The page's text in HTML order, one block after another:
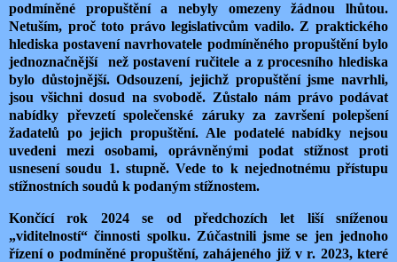
podmíněné propuštění a nebyly omezeny žádnou lhůtou.
Netuším, proč toto právo legislativcům vadilo. Z praktického
hlediska postavení navrhovatele podmíněného propuštění bylo
jednoznačnější
než postavení ručitele a z procesního hlediska
bylo důstojnější. Odsouzení, jejichž propuštění jsme navrhli,
jsou všichni dosud na svobodě. Zůstalo nám právo podávat
nabídky převzetí společenské záruky za završení polepšení
žadatelů po jejich propuštění. Ale podatelé nabídky nejsou
uvedeni mezi osobami, oprávněnými podat stížnost proti
usnesení soudu 1. stupně. Vede to k nejednotnému přístupu
stížnostních soudů k podaným stížnostem.
Končící rok 2024 se od předchozích let liší sníženou
„viditelností“ činnosti spolku. Zúčastnili jsme se jen jednoho
řízení o podmíněné propuštění, zahájeného již v r. 2023, které